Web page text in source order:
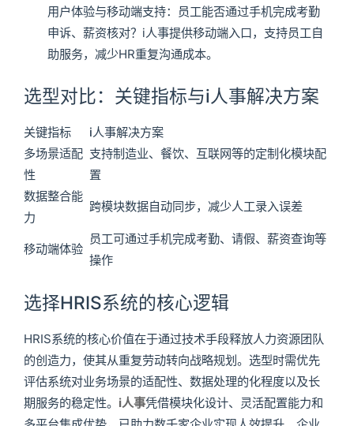
用户体验与移动端支持：员工能否通过手机完成考勤
申诉、薪资核对？i人事提供移动端入口，支持员工自
助服务，减少HR重复沟通成本。
选型对比：关键指标与i人事解决方案
关键指标
i人事解决方案
多场景适配
性
支持制造业、餐饮、互联网等的定制化模块配
置
数据整合能
力
跨模块数据自动同步，减少人工录入误差
移动端体验
员工可通过手机完成考勤、请假、薪资查询等
操作
选择HRIS系统的核心逻辑
HRIS系统的核心价值在于通过技术手段释放人力资源团队
的创造力，使其从重复劳动转向战略规划。选型时需优先
评估系统对业务场景的适配性、数据处理的化程度以及长
期服务的稳定性。 i人事凭借模块化设计、灵活配置能力和